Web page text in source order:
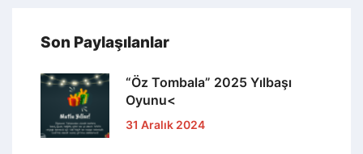
Son Paylaşılanlar
“Öz Tombala” 2025 Yılbaşı
Oyunu<
31 Aralık 2024